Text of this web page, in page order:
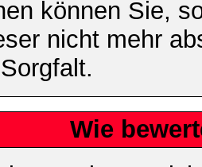
können Sie,
nicht mehr
Wie